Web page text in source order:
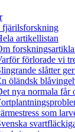
artikellistan
förlorade vi
slåtter
öländsk
nya normala får
som